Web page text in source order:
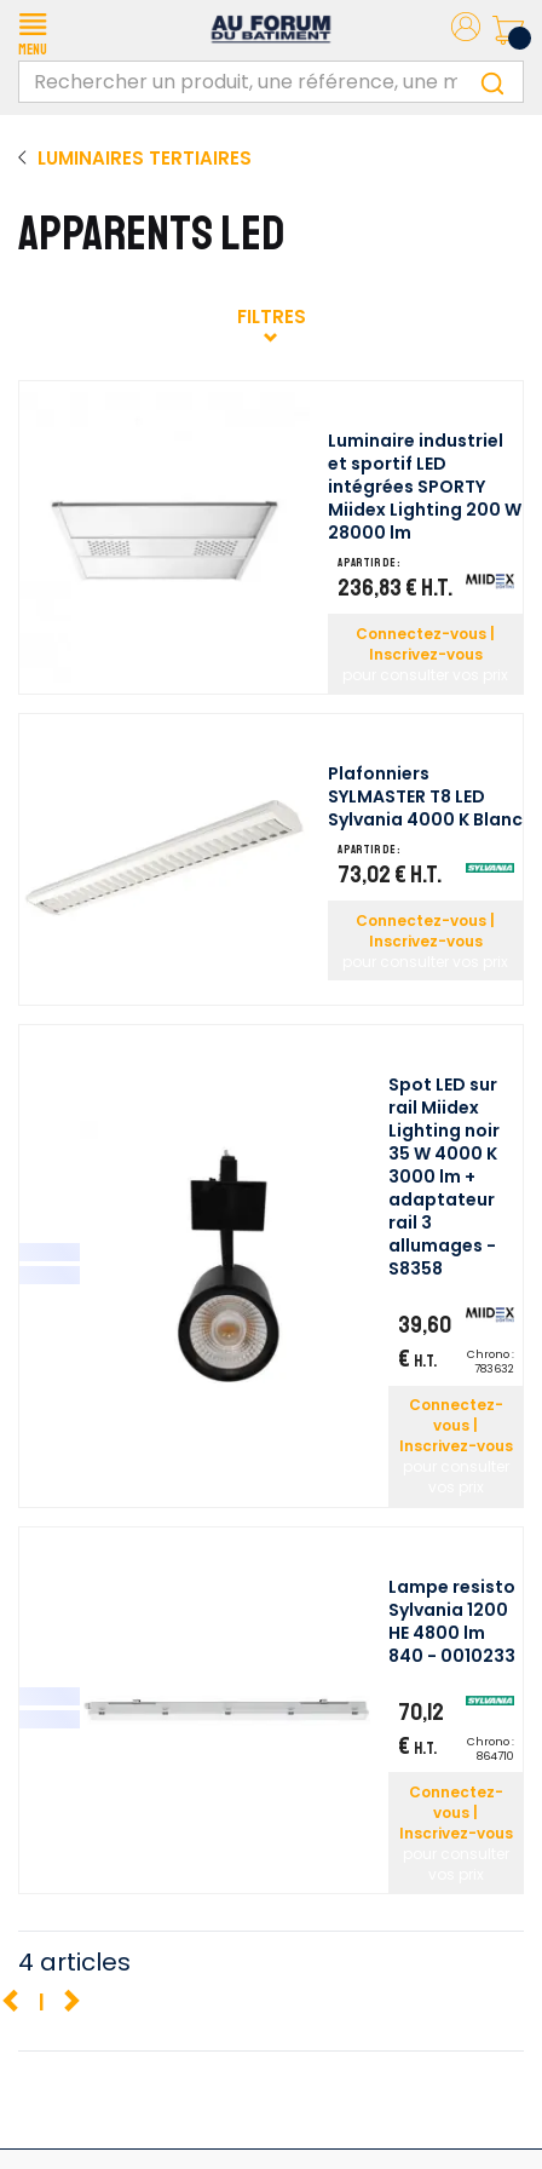
Menu
LUMINAIRES TERTIAIRES
APPARENTS LED
FILTRES
Luminaire industriel
et sportif LED
intégrées SPORTY
Miidex Lighting 200 W
28000 lm
A partir de :
236,83 € H.T.
Connectez-vous |
Inscrivez-vous
Plafonniers
SYLMASTER T8 LED
Sylvania 4000 K Blanc
A partir de :
73,02 € H.T.
Connectez-vous |
Inscrivez-vous
Spot LED sur
rail Miidex
Lighting noir
35 W 4000 K
3000 lm +
adaptateur
rail 3
allumages -
S8358
39,60
€ H.T.
Chrono :
783632
Connectez-
vous |
Inscrivez-vous
Lampe resisto
Sylvania 1200
HE 4800 lm
840 - 0010233
70,12
€ H.T.
Chrono :
864710
Connectez-
vous |
Inscrivez-vous
4 articles
1